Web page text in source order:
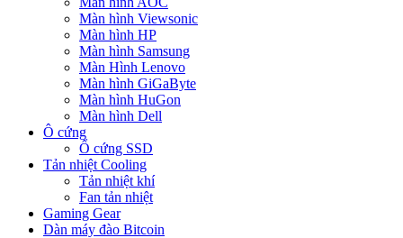
Màn hình Viewsonic
Màn hình HP
Màn hình Samsung
Màn Hình Lenovo
Màn hình GiGaByte
Màn hình HuGon
Màn hình Dell
Ô cứng
Ổ cứng SSD
Tản nhiệt Cooling
Tản nhiệt khí
Fan tản nhiệt
Gaming Gear
Dàn máy đào Bitcoin